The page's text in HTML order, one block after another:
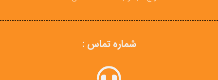
شماره تماس :